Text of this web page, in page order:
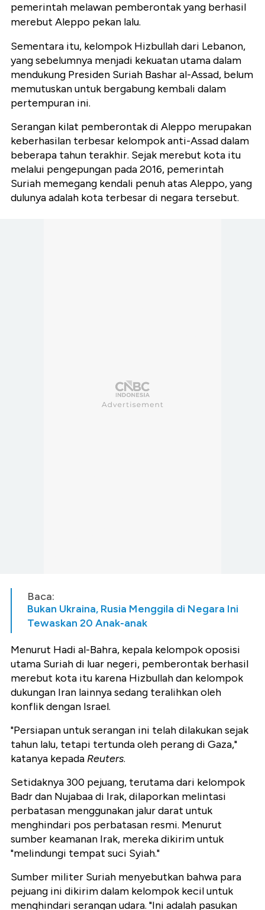
pemerintah melawan pemberontak yang berhasil
merebut Aleppo pekan lalu.
Sementara itu, kelompok Hizbullah dari Lebanon,
yang sebelumnya menjadi kekuatan utama dalam
mendukung Presiden Suriah Bashar al-Assad, belum
memutuskan untuk bergabung kembali dalam
pertempuran ini.
Serangan kilat pemberontak di Aleppo merupakan
keberhasilan terbesar kelompok anti-Assad dalam
beberapa tahun terakhir. Sejak merebut kota itu
melalui pengepungan pada 2016, pemerintah
Suriah memegang kendali penuh atas Aleppo, yang
dulunya adalah kota terbesar di negara tersebut.
Baca:
Bukan Ukraina, Rusia Menggila di Negara Ini
Tewaskan 20 Anak-anak
Menurut Hadi al-Bahra, kepala kelompok oposisi
utama Suriah di luar negeri, pemberontak berhasil
merebut kota itu karena Hizbullah dan kelompok
dukungan Iran lainnya sedang teralihkan oleh
konflik dengan Israel.
"Persiapan untuk serangan ini telah dilakukan sejak
tahun lalu, tetapi tertunda oleh perang di Gaza,"
katanya kepada Reuters.
Setidaknya 300 pejuang, terutama dari kelompok
Badr dan Nujabaa di Irak, dilaporkan melintasi
perbatasan menggunakan jalur darat untuk
menghindari pos perbatasan resmi. Menurut
sumber keamanan Irak, mereka dikirim untuk
"melindungi tempat suci Syiah."
Sumber militer Suriah menyebutkan bahwa para
pejuang ini dikirim dalam kelompok kecil untuk
menghindari serangan udara. "Ini adalah pasukan